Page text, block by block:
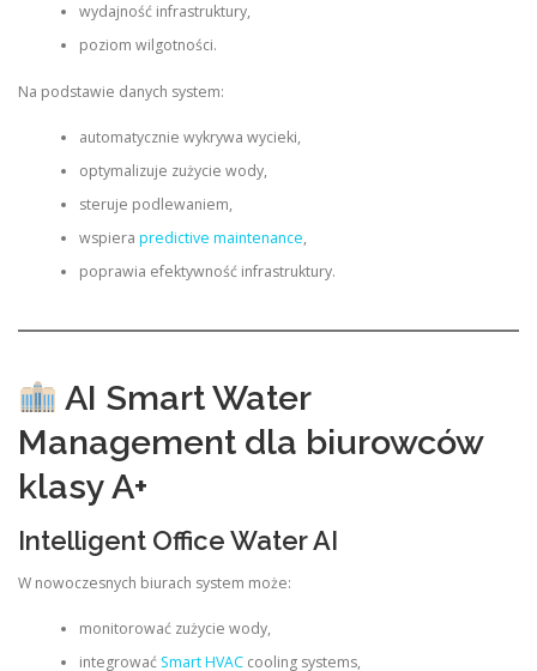
wydajność infrastruktury,
poziom wilgotności.
Na podstawie danych system:
automatycznie wykrywa wycieki,
optymalizuje zużycie wody,
steruje podlewaniem,
wspiera predictive maintenance,
poprawia efektywność infrastruktury.
AI Smart Water
Management dla biurowców
klasy A+
Intelligent Office Water AI
W nowoczesnych biurach system może:
monitorować zużycie wody,
integrować Smart HVACcooling systems,